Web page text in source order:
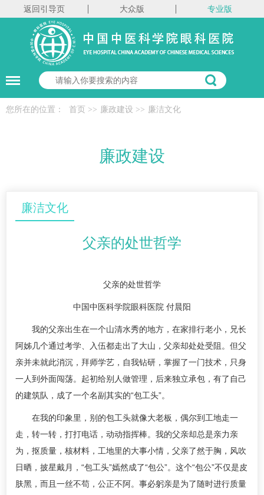
返回引导页 大众版 专业版
您所在的位置： 首页 >> 廉政建设 >> 廉洁文化
廉政建设
廉洁文化
父亲的处世哲学
父亲的处世哲学
中国中医科学院眼科医院 付晨阳
我的父亲出生在一个山清水秀的地方，在家排行老小，兄长
阿姊几个通过考学、入伍都走出了大山，父亲却处处受阻。但父
亲并未就此消沉，拜师学艺，自我钻研，掌握了一门技术，只身
一人到外面闯荡。起初给别人做管理，后来独立承包，有了自己
的建筑队，成了一个名副其实的“包工头”。
在我的印象里，别的包工头就像大老板，偶尔到工地走一
走，转一转，打打电话，动动指挥棒。我的父亲却总是亲力亲
为，抠质量，核材料，工地里的大事小情，父亲了然于胸，风吹
日晒，披星戴月，“包工头”嫣然成了“包公”。这个“包公”不仅是皮
肤黑，而且一丝不苟，公正不阿。事必躬亲是为了随时进行质量